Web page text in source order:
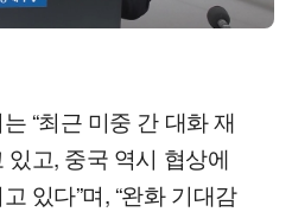
“최근 미중 간 대화 재
고, 중국 역시 협상에
있다”며, “완화 기대감